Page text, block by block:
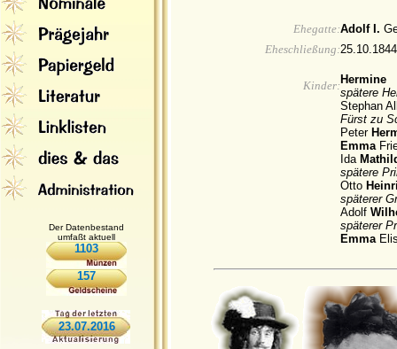
Der Datenbestand
umfaßt aktuell
1103
157
23.07.2016
Ehegatte:Adolf I.
Eheschließung:
Kinder: Hermine
spätere
Stephan
Fürst zu
Peter
Emma
Ida
spätere
Otto
späterer
Adolf
späterer
Emma